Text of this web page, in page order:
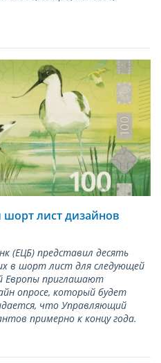
шорт лист дизайнов
(ЕЦБ) представил десять
в шорт лист для следующей
Европы приглашают
опросе, который будет
что Управляющий
примерно к концу года.